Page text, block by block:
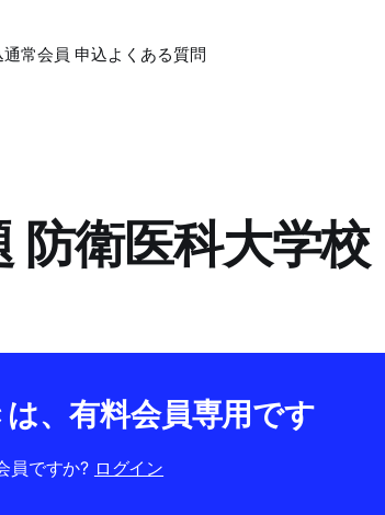
通常会員 申込よくある質問
衛医科大学校
、有料会員専用です
員ですか? ログイン